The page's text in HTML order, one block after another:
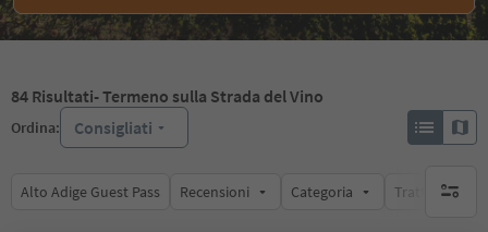
84 Risultati- Termeno sulla Strada del Vino
Ordina: Consigliati
Alto Adige Guest Pass Recensioni Categoria Trattamento